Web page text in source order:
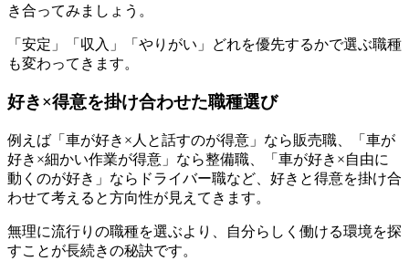
き合ってみましょう。
「安定」「収入」「やりがい」どれを優先するかで選ぶ職種
も変わってきます。
好き×得意を掛け合わせた職種選び
例えば「車が好き×人と話すのが得意」なら販売職、「車が
好き×細かい作業が得意」なら整備職、「車が好き×自由に
動くのが好き」ならドライバー職など、好きと得意を掛け合
わせて考えると方向性が見えてきます。
無理に流行りの職種を選ぶより、自分らしく働ける環境を探
すことが長続きの秘訣です。